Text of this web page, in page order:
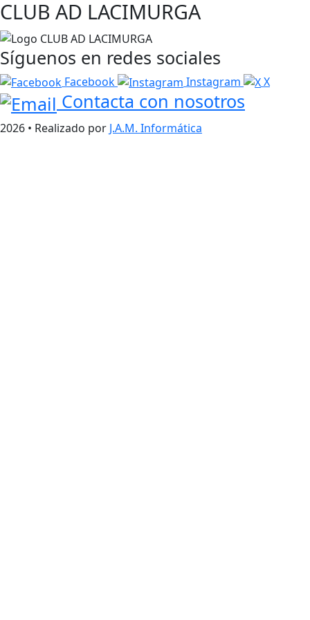
CLUB AD LACIMURGA
Síguenos en redes sociales
Facebook Instagram X
Contacta con nosotros
2026 • Realizado por J.A.M. Informática